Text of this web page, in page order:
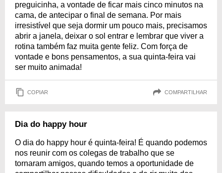
preguicinha, a vontade de ficar mais cinco minutos na
cama, de antecipar o final de semana. Por mais
irresistível que seja dormir um pouco mais, precisamos
abrir a janela, deixar o sol entrar e lembrar que viver a
rotina também faz muita gente feliz. Com força de
vontade e bons pensamentos, a sua quinta-feira vai
ser muito animada!
COPIAR COMPARTILHAR
Dia do happy hour
O dia do happy hour é quinta-feira! É quando podemos
nos reunir com os colegas de trabalho que se
tornaram amigos, quando temos a oportunidade de